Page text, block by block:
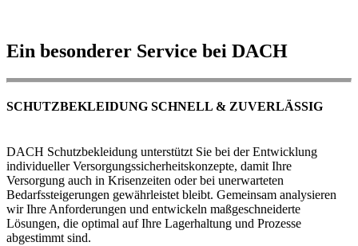
Ein besonderer Service bei DACH
SCHUTZBEKLEIDUNG SCHNELL & ZUVERLÄSSIG
DACH Schutzbekleidung unterstützt Sie bei der Entwicklung
individueller Versorgungssicherheitskonzepte, damit Ihre
Versorgung auch in Krisenzeiten oder bei unerwarteten
Bedarfssteigerungen gewährleistet bleibt. Gemeinsam analysieren
wir Ihre Anforderungen und entwickeln maßgeschneiderte
Lösungen, die optimal auf Ihre Lagerhaltung und Prozesse
abgestimmt sind.